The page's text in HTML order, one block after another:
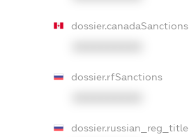
dossier.canadaSanctions
dossier.rfSanctions
dossier.russian_reg_title